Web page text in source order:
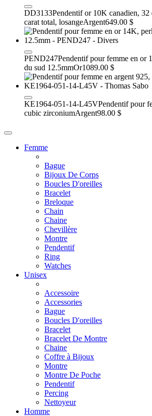
DD3133Pendentif or 10K canadien, 32
carat total, losangeArgent649.00 $
PEND247Pendentif pour femme en or
du sud 12.5mmOr1089.00 $
KE1964-051-14-L45VPendentif pour
cubic zirconiumArgent98.00 $
Femme
Bague
Bijoux De Corps
Boucles D'oreilles
Bracelet
Breloque
Chain
Chaine
Chevillère
Montre
Pendentif
Ring
Watches
Unisex
Accessoire
Accessories
Bague
Boucles D'oreilles
Bracelet
Bracelet De Montre
Chaine
Coffre à Bijoux
Montre
Montre De Poche
Pendentif
Percing
Nettoyeur
Homme